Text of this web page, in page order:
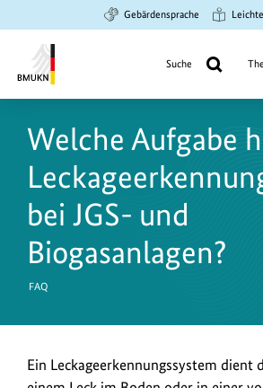
Hauptinhalt
springen
Suche
springen
Hauptnavigation
springen
Gebärdensprache
Umwelt,
Naturschutz
und
nukleare
Sicherheit
Suche
A
Z
Welche Aufgabe
bei JGS- und
Biogasanlagen?
FAQ
Ein Leckageerkennungssystem dient